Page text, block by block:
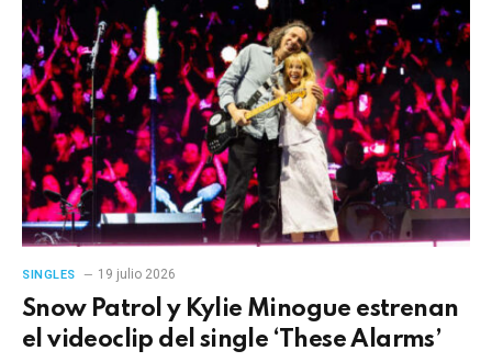
SINGLES 19 julio 2026
Snow Patrol y Kylie Minogue estrenan
el videoclip del single ‘These Alarms’